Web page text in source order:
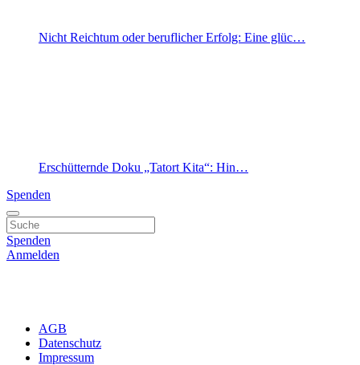
Nicht Reichtum oder beruflicher Erfolg: Eine glüc…
Erschütternde Doku „Tatort Kita“: Hin…
Spenden
Spenden
Anmelden
AGB
Datenschutz
Impressum